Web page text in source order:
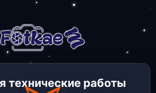
технические работы